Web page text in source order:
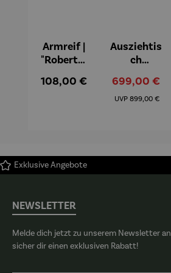
Armreif |
"Roberta"
Mütz
Regulärer Preis:
108,00 €
Ausziehtis
ch
m – Valor
699,00 €
UVP Regulärer
899,00 €
Exklusive Angebote
NEWSLETTER
Melde dich jetzt zu unserem Newsletter
sicher dir einen exklusiven Rabatt!